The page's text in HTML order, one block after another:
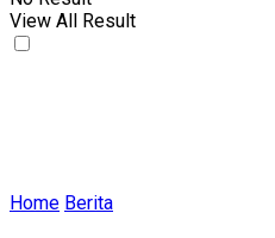
View All Result
Home Berita